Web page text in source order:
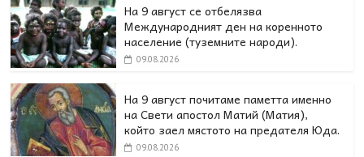
На 9 август се отбелязва
Международният ден на коренното
население (туземните народи).
09.08.2026
На 9 август почитаме паметта именно
на Свети апостол Матий (Матия),
който заел мястото на предателя Юда.
09.08.2026